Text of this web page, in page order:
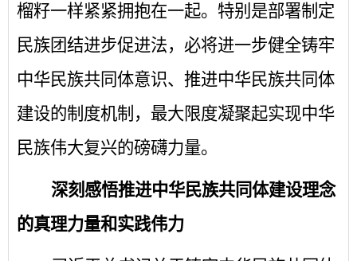
榴籽一样紧紧拥抱在一起。特别是部署制定
民族团结进步促进法，必将进一步健全铸牢
中华民族共同体意识、推进中华民族共同体
建设的制度机制，最大限度凝聚起实现中华
民族伟大复兴的磅礴力量。
深刻感悟推进中华民族共同体建设理念
的真理力量和实践伟力